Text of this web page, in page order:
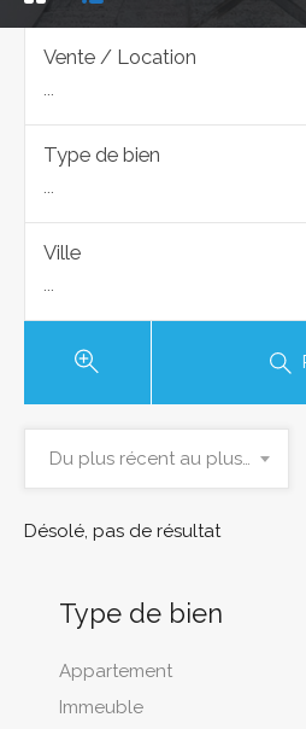
Vente / Location
...
Type de bien
...
Ville
...
Du plus récent au plus ancien
Désolé, pas de résultat
Type de bien
Appartement
Immeuble